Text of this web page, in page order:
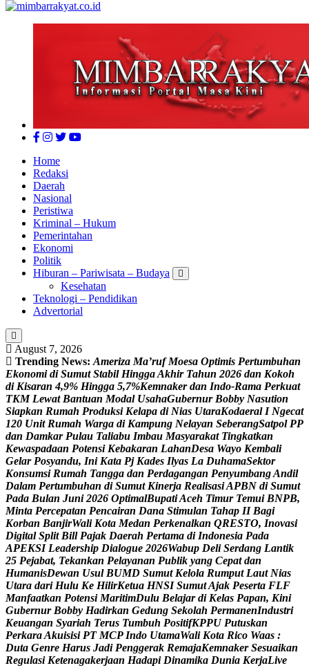
Home
Redaksi
Daerah
Nasional
Peristiwa
Kriminal – Hukum
Pemerintahan
Ekonomi
Politik
Hiburan – Pariwisata – Budaya
Kesehatan
Teknologi – Pendidikan
Advertorial
August 7, 2026
Trending News: Ameriza Ma’ruf Moesa Optimis Pertumbuhan
Ekonomi di Sumut Stabil HinggaAkhir Tahun 2026 dan Kokoh
di Kisaran 4,9% Hingga 5,7%Kemnaker dan Indo-Rama Perkuat
TKM Lewat Bantuan Modal UsahaGubernur Bobby Nasution
Siapkan Rumah Produksi Kelapa di Nias UtaraKodaeral I Ngecat
120 Unit Rumah Warga di Kampung Nelayan SeberangSatpol PP
dan Damkar Pulau Taliabu Imbau Masyarakat Tingkatkan
Kewaspadaan Potensi Kebakaran LahanDesa Wayo Kembali
Gelar Posyandu, Ini Kata Pj Kades Ilyas La DuhamaSektor
Konsumsi Rumah Tangga dan Perdagangan PenyumbangAndil
Dalam Pertumbuhan di Sumut Kinerja RealisasiAPBN di Sumut
Pada Bulan Juni 2026 OptimalBupatiAceh Timur Temui BNPB,
Minta Percepatan Pencairan Dana Stimulan Tahap II Bagi
Korban BanjirWali Kota Medan Perkenalkan QRESTO, Inovasi
Digital Split Bill Pajak Daerah Pertama di Indonesia Pada
APEKSI Leadership Dialogue 2026Wabup Deli Serdang Lantik
25 Pejabat, Tekankan Pelayanan Publik yang Cepat dan
HumanisDewan Usul BUMD Sumut Kelola Rumput Laut Nias
Utara dari Hulu Ke HilirKetua HNSI SumutAjak Peserta FLF
Manfaatkan Potensi MaritimDulu Belajar di Kelas Papan, Kini
Gubernur Bobby Hadirkan Gedung Sekolah PermanenIndustri
Keuangan Syariah Terus Tumbuh PositifKPPU Putuskan
PerkaraAkuisisi PT MCP Indo UtamaWali Kota Rico Waas :
Duta Genre Harus Jadi Penggerak RemajaKemnaker Sesuaikan
Regulasi Ketenagakerjaan Hadapi Dinamika Dunia KerjaLive